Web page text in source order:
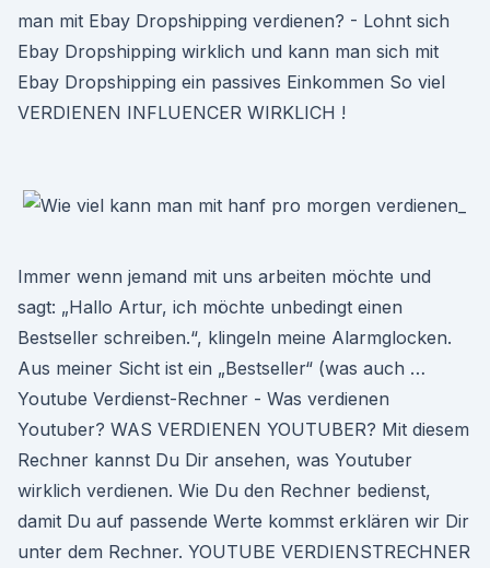
man mit Ebay Dropshipping verdienen? - Lohnt sich
Ebay Dropshipping wirklich und kann man sich mit
Ebay Dropshipping ein passives Einkommen So viel
VERDIENEN INFLUENCER WIRKLICH !
Immer wenn jemand mit uns arbeiten möchte und
sagt: „Hallo Artur, ich möchte unbedingt einen
Bestseller schreiben.“, klingeln meine Alarmglocken.
Aus meiner Sicht ist ein „Bestseller“ (was auch …
Youtube Verdienst-Rechner - Was verdienen
Youtuber? WAS VERDIENEN YOUTUBER? Mit diesem
Rechner kannst Du Dir ansehen, was Youtuber
wirklich verdienen. Wie Du den Rechner bedienst,
damit Du auf passende Werte kommst erklären wir Dir
unter dem Rechner. YOUTUBE VERDIENSTRECHNER